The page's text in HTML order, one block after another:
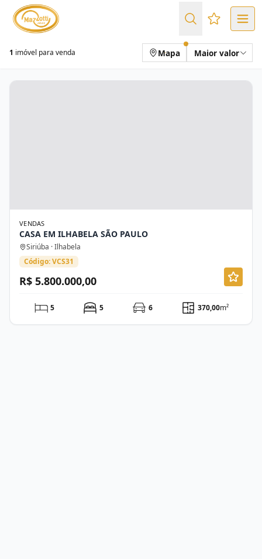
Favoritos
1 imóvel para venda Mapa Maior valor
VENDAS
CASA EM ILHABELA SÃO PAULO
Siriúba · Ilhabela
Código: VCS31
R$ 5.800.000,00
5 5 6 370,00m²